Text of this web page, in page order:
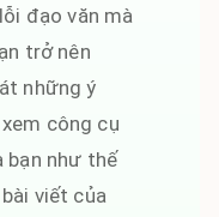
đạo văn mà
trở nên
những ý
công cụ
bạn như thế
viết của